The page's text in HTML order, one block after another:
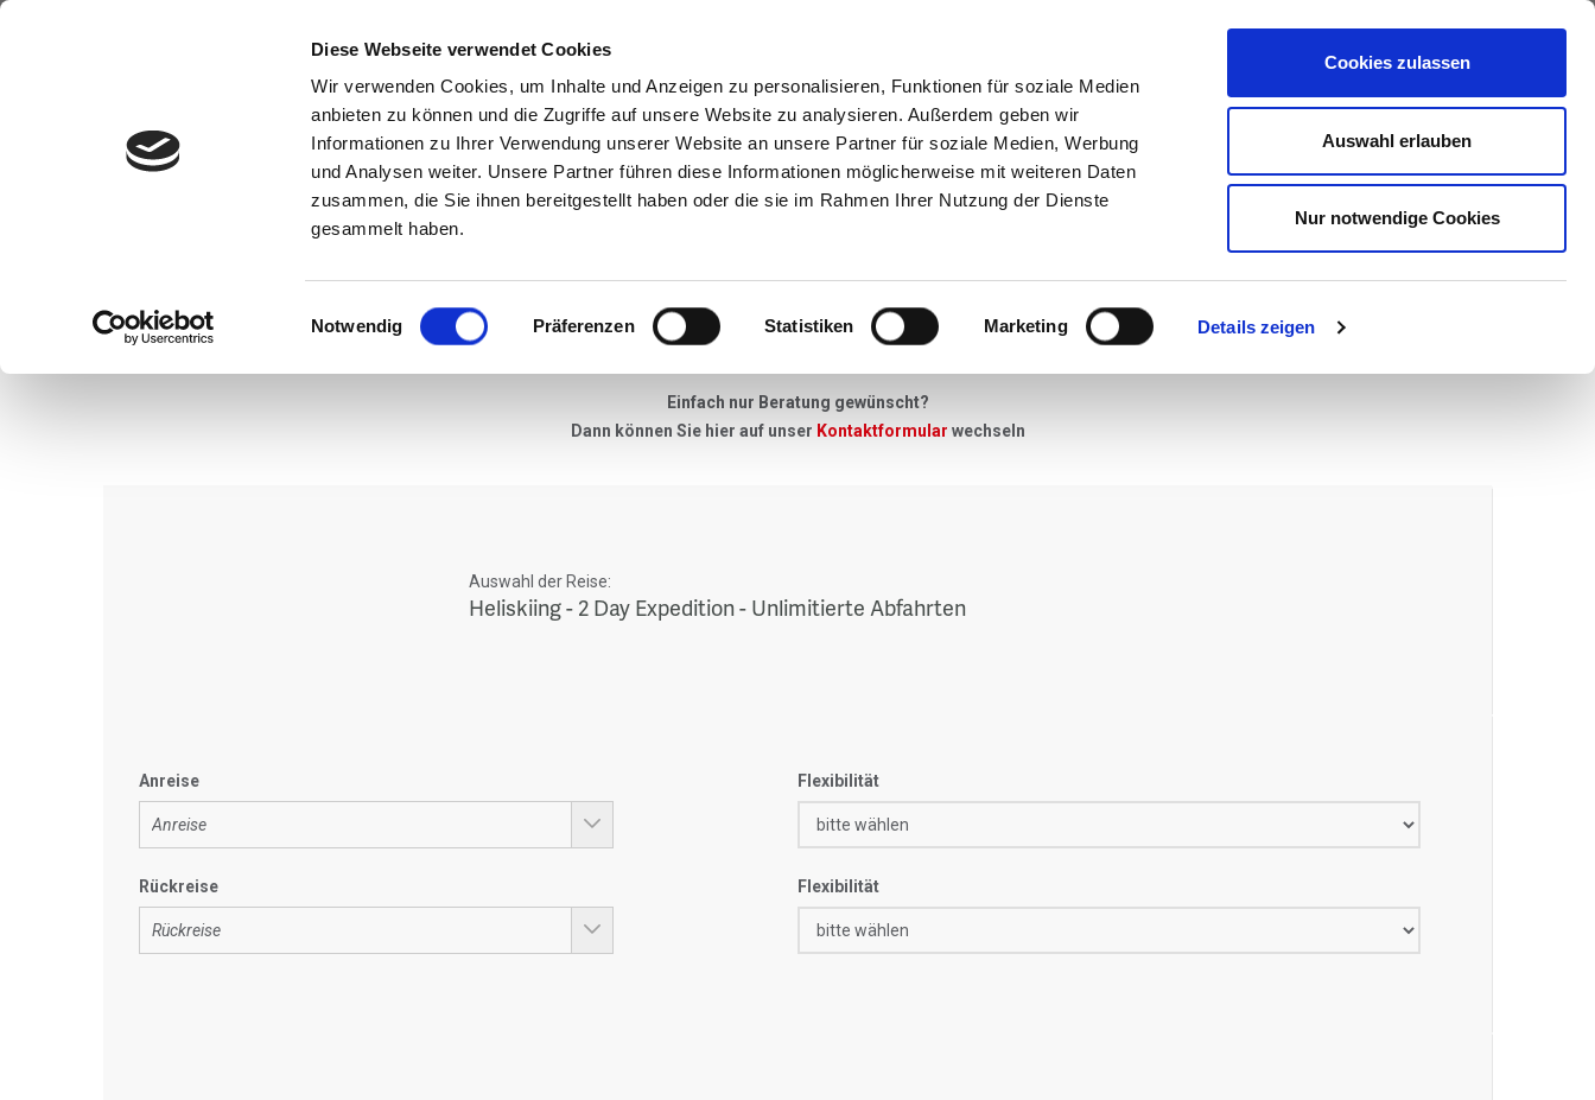
Diese Webseite verwendet Cookies
Wir verwenden Cookies, um Inhalte und Anzeigen zu personalisieren, Funktionen für soziale Medien
anbieten zu können und die Zugriffe auf unsere Website zu analysieren. Außerdem geben wir
Informationen zu Ihrer Verwendung unserer Website an unsere Partner für soziale Medien, Werbung
und Analysen weiter. Unsere Partner führen diese Informationen möglicherweise mit weiteren Daten
zusammen, die Sie ihnen bereitgestellt haben oder die sie im Rahmen Ihrer Nutzung der Dienste
gesammelt haben.
Einwilligungsauswahl
Notwendig Präferenzen Statistiken Marketing Details zeigen
Cookies zulassen
Auswahl erlauben
Nur notwendige Cookies
Anfragen
Neues Angebot
Wenn Sie konkrete Vorstellungen zu Ihrer Skireise haben - einfach unser Anfrageformular ausfüllen, wir melden uns umgehend bei Ihnen.
Einfach nur Beratung gewünscht?
Dann können Sie hier auf unser Kontaktformular wechseln
Auswahl der Reise:
Heliskiing - 2 Day Expedition - Unlimitierte Abfahrten
Anreise Flexibilität
Rückreise Flexibilität